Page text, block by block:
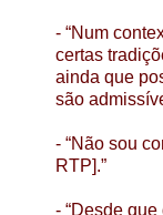
- “Num
certas
ainda que
são
- “Não sou
RTP].”
- “Desde